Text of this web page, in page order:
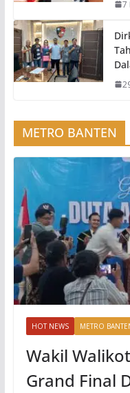
7
METRO BANTEN
HOT NEWS METRO
Wakil
Grand Final